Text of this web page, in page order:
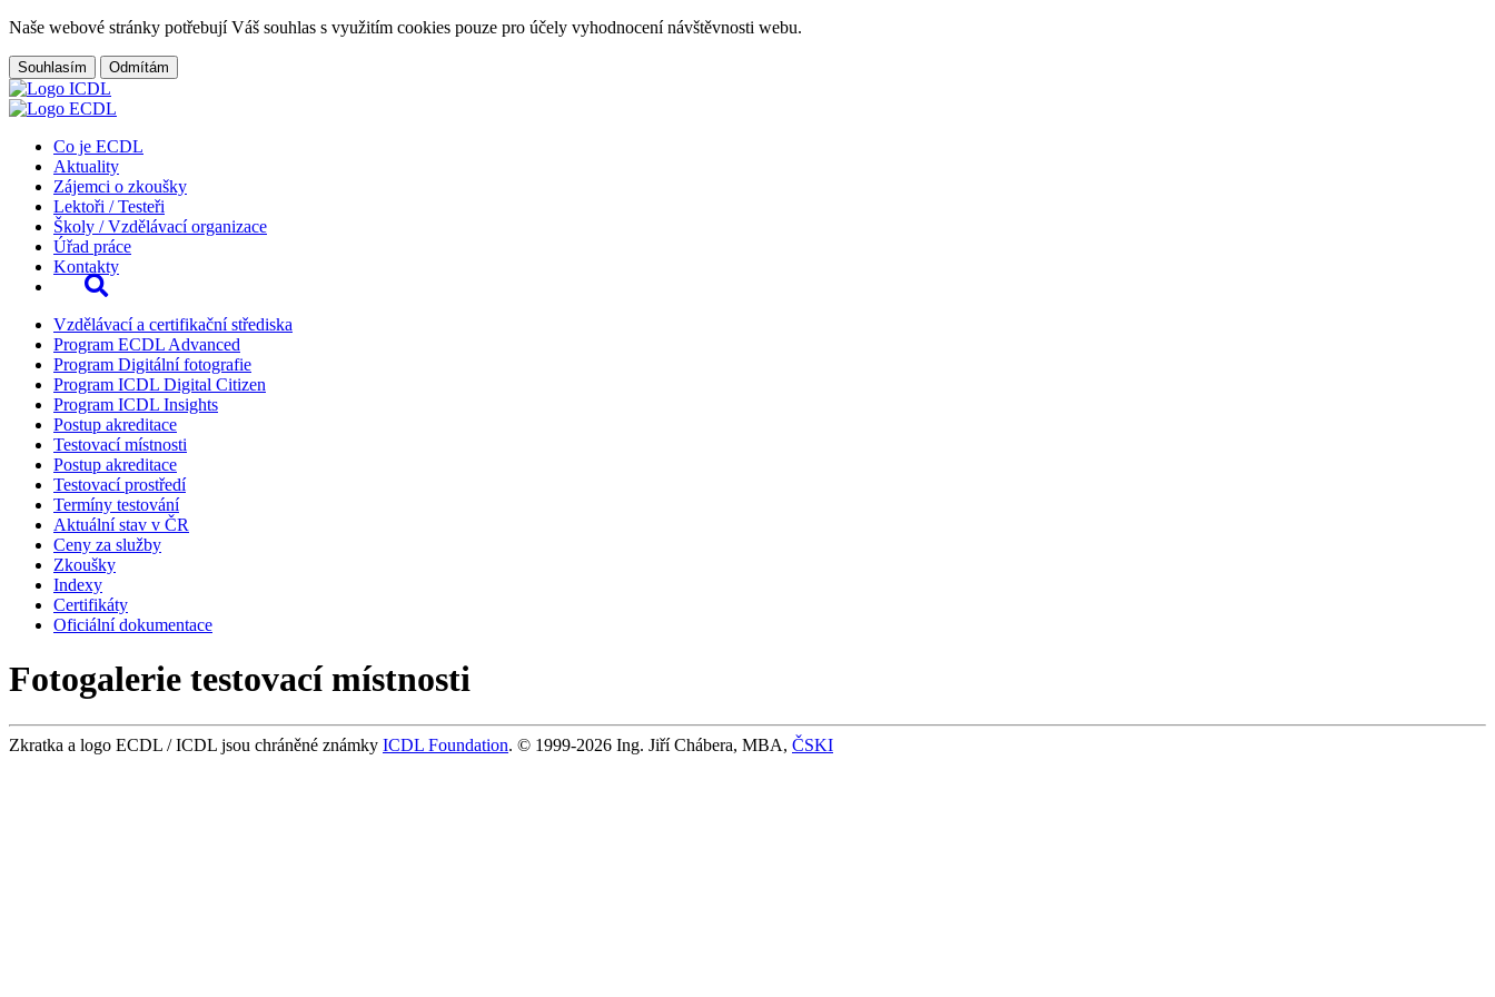
Naše webové stránky potřebují Váš souhlas s využitím cookies pouze pro účely vyhodnocení návštěvnosti webu.
Souhlasím Odmítám
Co je ECDL
Aktuality
Zájemci o zkoušky
Lektoři / Testeři
Školy / Vzdělávací organizace
Úřad práce
Kontakty
Vzdělávací a certifikační střediska
Program ECDL Advanced
Program Digitální fotografie
Program ICDL Digital Citizen
Program ICDL Insights
Postup akreditace
Testovací místnosti
Postup akreditace
Testovací prostředí
Termíny testování
Aktuální stav v ČR
Ceny za služby
Zkoušky
Indexy
Certifikáty
Oficiální dokumentace
Fotogalerie testovací místnosti
Zkratka a logo ECDL / ICDL jsou chráněné známky ICDL Foundation. © 1999-2026 Ing. Jiří Chábera, MBA, ČSKI